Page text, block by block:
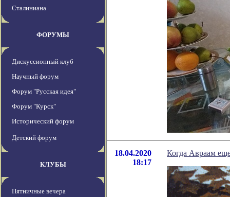
Сталиниана
ФОРУМЫ
Дискуссионный клуб
Научный форум
Форум "Русская идея"
Форум "Курск"
Исторический форум
Детский форум
КЛУБЫ
Пятничные вечера
18.04.2020
18:17
Когда Авраам